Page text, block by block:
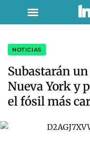
NOTICIAS
Subastarán
Nueva York y
el fósil más